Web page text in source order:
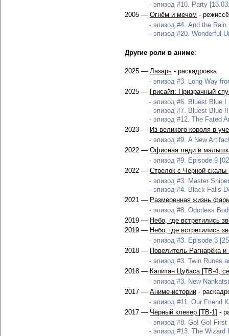
- эпизод #10. Party
2005 — Огнём и мечом -
- эпизод #4. And the
- эпизод #20. Wonderful
Другие роли в аниме:
2025 — Лазарь - раскадровка
- эпизод #3. Long Way
2025 — Грисайя: Призрачный
- эпизод #6. Bluest Blue I
- эпизод #7. Bluest Blue
- эпизод #12. The Fated
2023 — Из великого короля в
- эпизод #9. A New
2022 — Офисная леди и
- эпизод #9. Episode 9
2022 — Стрелок с Черной
- эпизод #3. Master
- эпизод #4. Black Falls
2021 — Размеренная жизнь
- эпизод #8. Odorless
2019 — Небо, где встретились
2019 — Небо, где встретились
- эпизод #3. Episode 3
2018 — Повелитель Рагнарёка
- эпизод #3. Twin Runes
2018 — Капитан Цубаса [ТВ-4,
- эпизод #3. New
2017 — Аниме-истории -
- эпизод #11. Our Friend
2017 — Чёрный клевер [ТВ-1] -
- эпизод #8. Go! Go!
- эпизод #13. The Wizard